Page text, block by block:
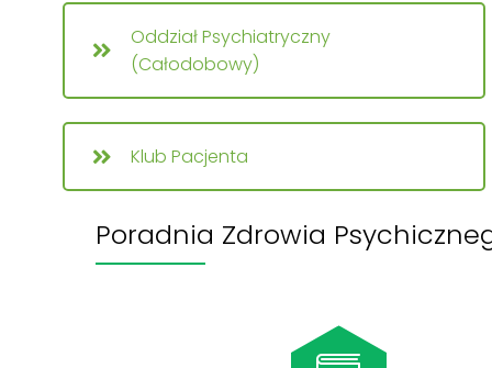
Oddział Psychiatryczny
(Całodobowy)
Klub Pacjenta
Poradnia Zdrowia